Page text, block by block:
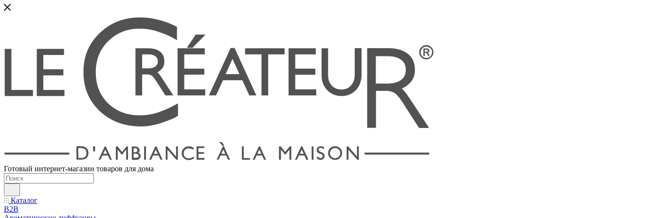
Готовый интернет-магазин товаров для дома
Каталог
B2B